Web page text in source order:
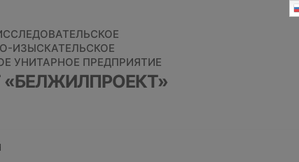
ИЗЫСКАТЕЛЬСКОЕ
УНИТАРНОЕ ПРЕДПРИЯТИЕ